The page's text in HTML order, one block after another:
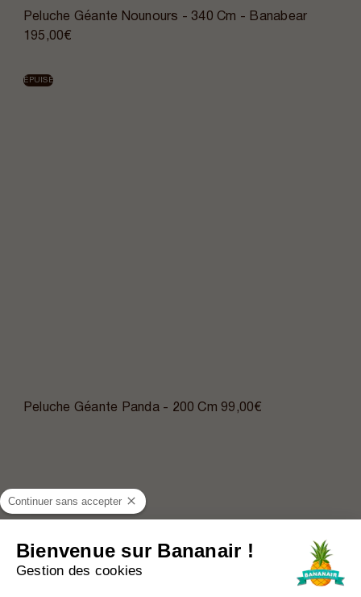
Peluche Géante Nounours - 340 Cm - Banabear
195,00€
ÉPUISÉ
Peluche Géante Panda - 200 Cm99,00€
Continuer sans accepter
Bienvenue sur Bananair !
Gestion des cookies
Plateforme de Gestion du